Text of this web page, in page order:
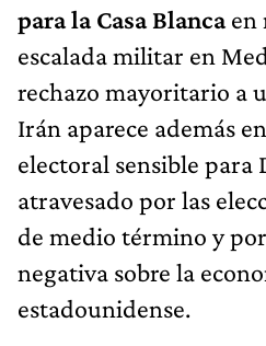
para la Casa Blancaen
escalada militar en
rechazo mayoritario a
Irán aparece además
electoral sensible para
atravesado por las
de medio término y
negativa sobre la
estadounidense.